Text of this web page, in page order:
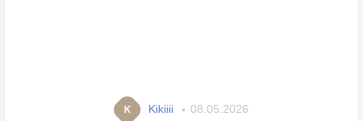
K Kikiiii 08.05.2026